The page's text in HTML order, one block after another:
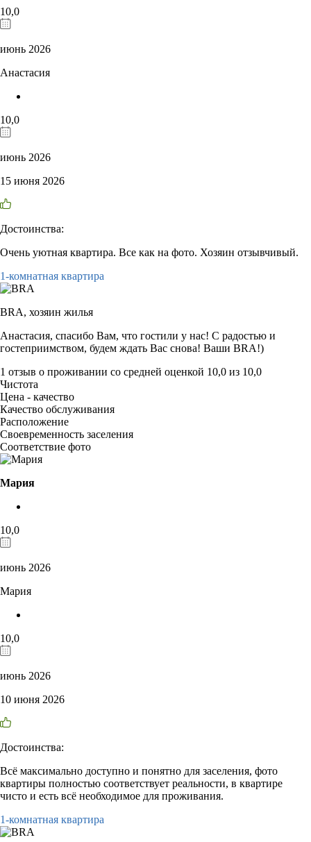
10,0
июнь 2026
Анастасия
10,0
июнь 2026
15 июня 2026
Достоинства:
Очень уютная квартира. Все как на фото. Хозяин отзывчивый.
1-комнатная квартира
BRA, хозяин жилья
Анастасия, спасибо Вам, что гостили у нас! С радостью и
гостеприимством, будем ждать Вас снова! Ваши BRA!)
1 отзыв о проживании со средней оценкой 10,0 из 10,0
Чистота
Цена - качество
Качество обслуживания
Расположение
Своевременность заселения
Соответствие фото
Мария
10,0
июнь 2026
Мария
10,0
июнь 2026
10 июня 2026
Достоинства:
Всё максимально доступно и понятно для заселения, фото
квартиры полностью соответствует реальности, в квартире
чисто и есть всё необходимое для проживания.
1-комнатная квартира